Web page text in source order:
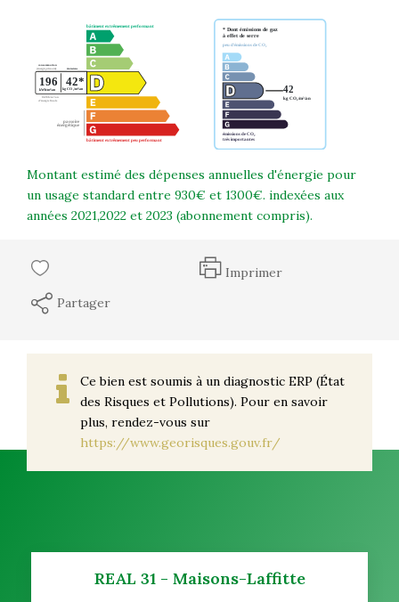
Montant estimé des dépenses annuelles d'énergie pour
un usage standard entre 930€ et 1300€. indexées aux
années 2021,2022 et 2023 (abonnement compris).
Imprimer
Partager
Ce bien est soumis à un diagnostic ERP (État
des Risques et Pollutions). Pour en savoir
plus, rendez-vous sur
https://www.georisques.gouv.fr/
REAL 31 - Maisons-Laffitte